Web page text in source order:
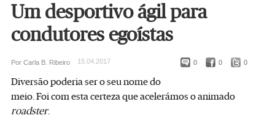
Um desportivo ágil para
condutores egoístas
0 0 0
Por Carla B. Ribeiro 15.04.2017
Diversão poderia ser o seu nome do
meio. Foi com esta certeza que acelerámos o animado
roadster.